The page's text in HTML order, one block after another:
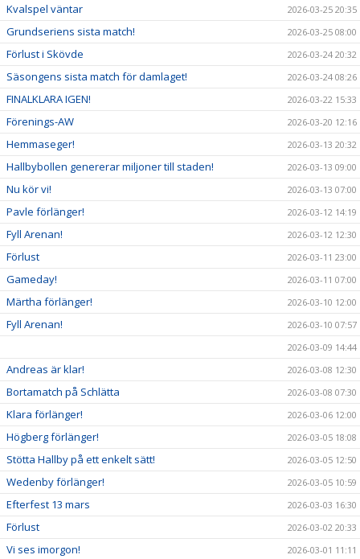
Kvalspel väntar 2026-03-25 20:35
Grundseriens sista match! 2026-03-25 08:00
Förlust i Skövde 2026-03-24 20:32
Säsongens sista match för damlaget! 2026-03-24 08:26
FINALKLARA IGEN! 2026-03-22 15:33
Förenings-AW 2026-03-20 12:16
Hemmaseger! 2026-03-13 20:32
Hallbybollen genererar miljoner till staden! 2026-03-13 09:00
Nu kör vi! 2026-03-13 07:00
Pavle förlänger! 2026-03-12 14:19
Fyll Arenan! 2026-03-12 12:30
Förlust 2026-03-11 23:00
Gameday! 2026-03-11 07:00
Märtha förlänger! 2026-03-10 12:00
Fyll Arenan!
2026-03-10 07:57
2026-03-09 14:44
Andreas är klar! 2026-03-08 12:30
Bortamatch på Schlätta 2026-03-08 07:30
Klara förlänger! 2026-03-06 12:00
Högberg förlänger! 2026-03-05 18:08
Stötta Hallby på ett enkelt sätt! 2026-03-05 12:50
Wedenby förlänger! 2026-03-05 10:59
Efterfest 13 mars 2026-03-03 16:30
Förlust 2026-03-02 20:33
Vi ses imorgon! 2026-03-01 11:11